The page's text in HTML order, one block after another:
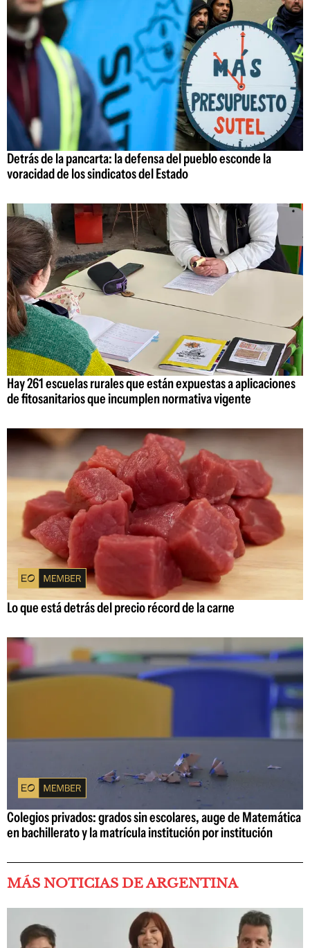
Detrás de la pancarta: la defensa del pueblo esconde la
voracidad de los sindicatos del Estado
Hay 261 escuelas rurales que están expuestas a aplicaciones
de fitosanitarios que incumplen normativa vigente
Lo que está detrás del precio récord de la carne
Colegios privados: grados sin escolares, auge de Matemática
en bachillerato y la matrícula institución por institución
MÁS NOTICIAS DE ARGENTINA